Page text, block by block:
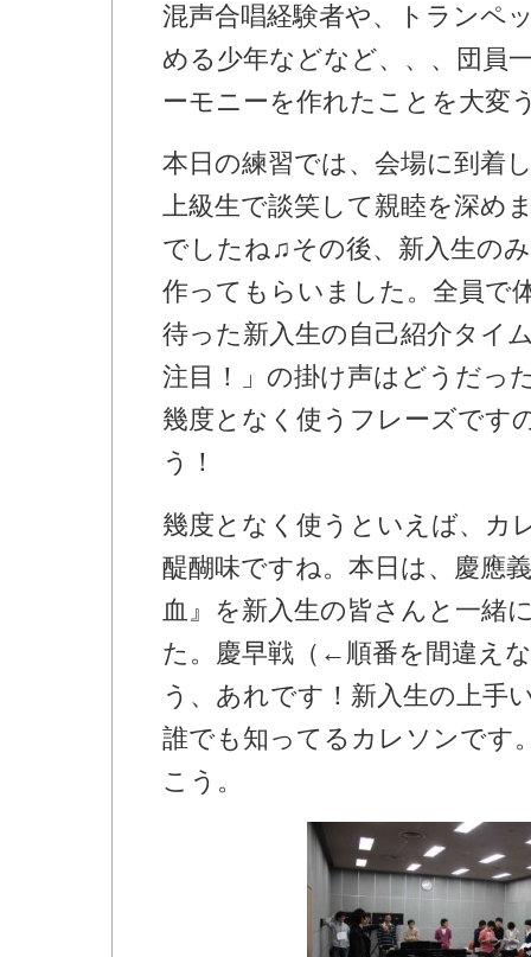
混声合唱経験者や、トランペ
める少年などなど、、、団員
ーモニーを作れたことを大変
本日の練習では、会場に到着
上級生で談笑して親睦を深め
でしたね♫その後、新入生の
作ってもらいました。全員で
待った新入生の自己紹介タイ
注目！」の掛け声はどうだっ
幾度となく使うフレーズです
う！
幾度となく使うといえば、カ
醍醐味ですね。本日は、慶應
血』を新入生の皆さんと一緒
た。慶早戦（←順番を間違え
う、あれです！新入生の上手
誰でも知ってるカレソンです
こう。